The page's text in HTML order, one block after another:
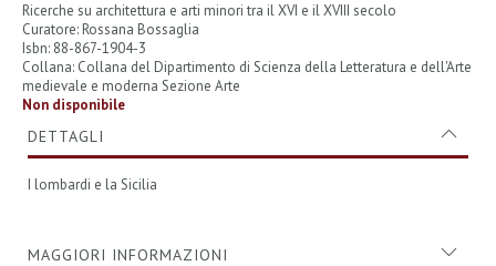
Ricerche su architettura e arti minori tra il XVI e il XVIII secolo
Curatore: Rossana Bossaglia
Isbn: 88-867-1904-3
Collana: Collana del Dipartimento di Scienza della Letteratura e dell'Arte
medievale e moderna Sezione Arte
Non disponibile
DETTAGLI
I lombardi e la Sicilia
MAGGIORI INFORMAZIONI